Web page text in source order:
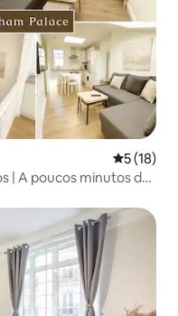
5 de uma
5 (18)
| A poucos minutos do